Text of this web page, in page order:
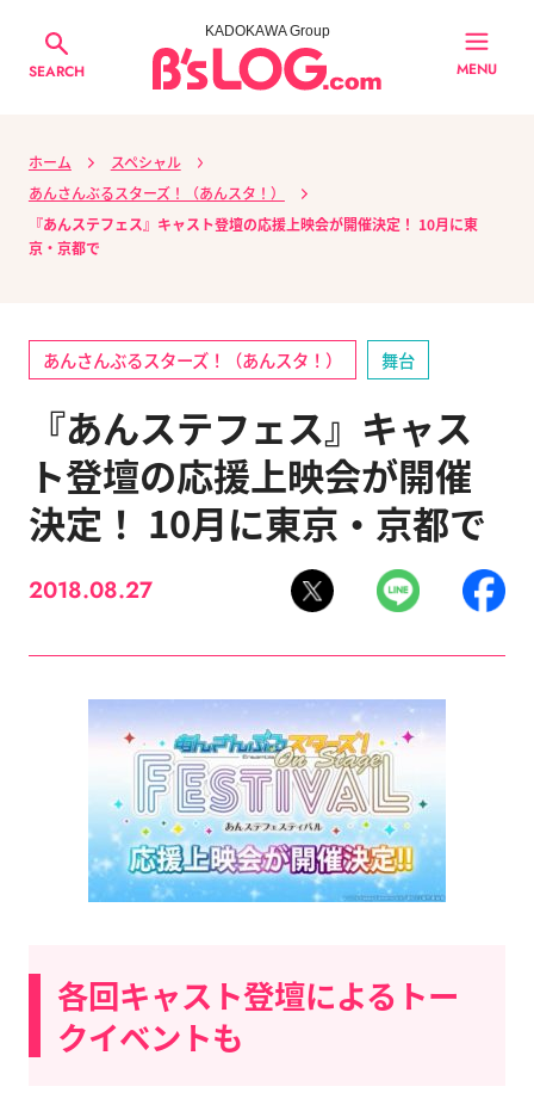
SEARCH
KADOKAWA Group
MENU
ホーム
スペシャル
あんさんぶるスターズ！（あんスタ！）
『あんステフェス』キャスト登壇の応援上映会が開催決定！ 10月に東
京・京都で
あんさんぶるスターズ！（あんスタ！） 舞台
『あんステフェス』キャス
ト登壇の応援上映会が開催
決定！ 10月に東京・京都で
2018.08.27
各回キャスト登壇によるトー
クイベントも